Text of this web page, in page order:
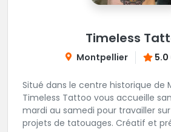
Timeless
Montpellier 5.0
Situé dans le centre historique de
Timeless Tattoo vous accueille
mardi au samedi pour travailler
projets de tatouages. Créatif et